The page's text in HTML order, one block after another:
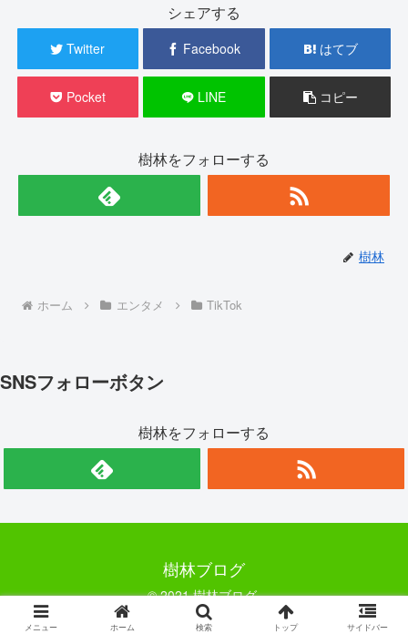
シェアする
Twitter Facebook はてブ
Pocket LINE コピー
樹林をフォローする
樹林
ホーム エンタメ TikTok
SNSフォローボタン
樹林をフォローする
樹林ブログ
© 2021 樹林ブログ.
メニュー ホーム 検索 トップ サイドバー